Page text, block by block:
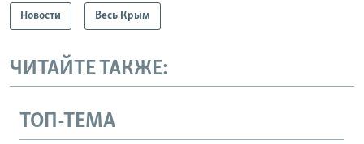
Новости Весь Крым
ЧИТАЙТЕ ТАКЖЕ:
ТОП-ТЕМА